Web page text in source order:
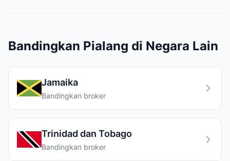
Bandingkan Pialang di Negara Lain
Jamaika
Bandingkan broker
Trinidad dan Tobago
Bandingkan broker